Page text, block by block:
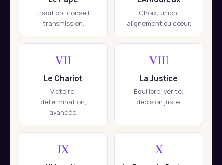
Tradition, conseil,
transmission.
Choix, union,
alignement du cœur.
VII
Le Chariot
Victoire,
détermination,
avancée.
VIII
La Justice
Équilibre, vérité,
décision juste.
IX X